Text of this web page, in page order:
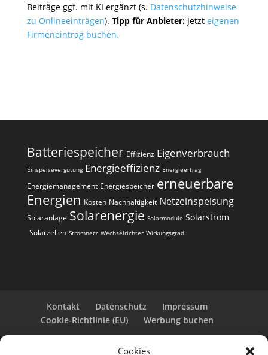
Cookies
Beiträge ggf. mit KI ergänzt (s. Datenschutzhinweise
zu Onlineeinträgen). Tipp für Anbieter:Jetzt eigenen
Firmeneintrag buchen.
Batteriespeicher Effizienz Eigenverbrauch
Einspeisevergütung Energieeffizienz Energieertrag
Energiemanagement Energiespeicher erneuerbare
Energien Kosten Nachhaltigkeit Netzeinspeisung
Solaranlage Solarenergie Solarmodule Solarstrom
Solarzellen Stromnetz Wechselrichter Wirkungsgrad
Kontakt Datenschutz
Impressum
Cookie-Richtlinie (EU)
Werbung buchen
Copyright 2025-2026 | Web24 Consulting AVO UG |